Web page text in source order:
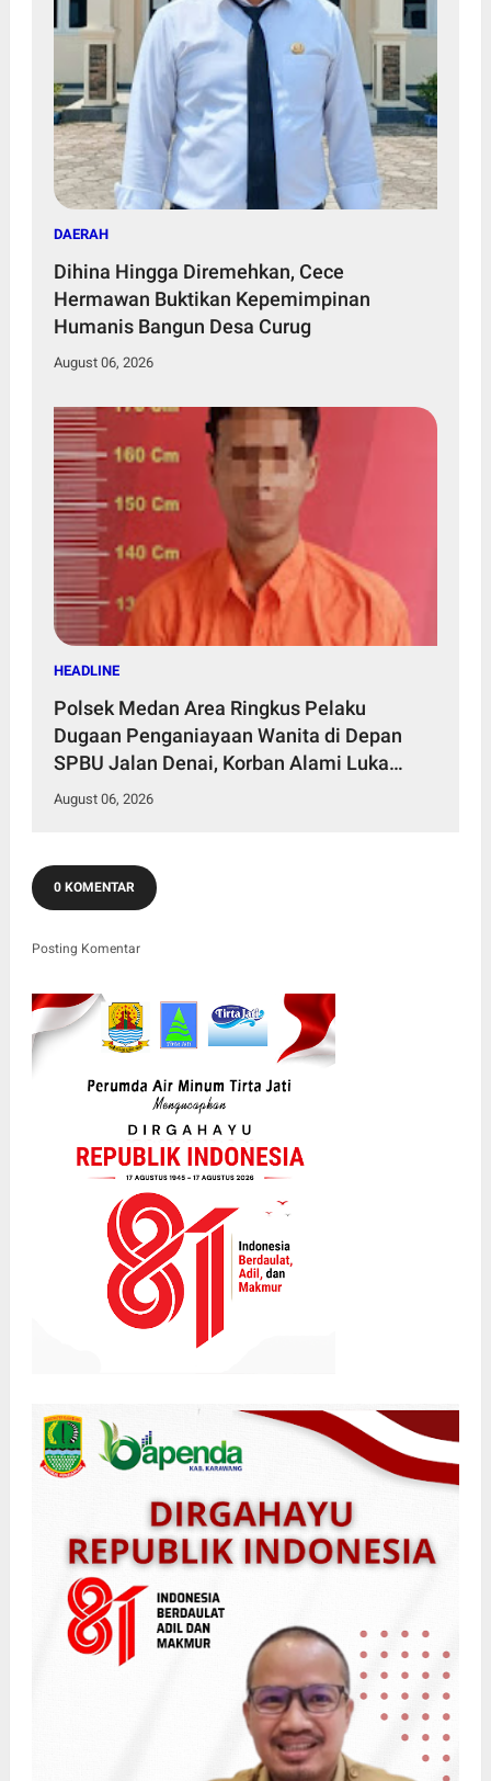
DAERAH
Dihina Hingga Diremehkan, Cece
Hermawan Buktikan Kepemimpinan
Humanis Bangun Desa Curug
August 06, 2026
HEADLINE
Polsek Medan Area Ringkus Pelaku
Dugaan Penganiayaan Wanita di Depan
SPBU Jalan Denai, Korban Alami Luka
Memar
August 06, 2026
0 KOMENTAR
Posting Komentar